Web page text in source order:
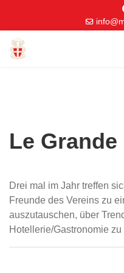
Le
Drei mal im Jahr treffen
Freunde des Vereins zu
auszutauschen, über
Hotellerie/Gastronomie